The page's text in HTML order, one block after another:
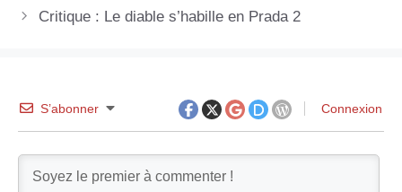
Critique : Le diable s’habille en Prada 2
S’abonner Connexion